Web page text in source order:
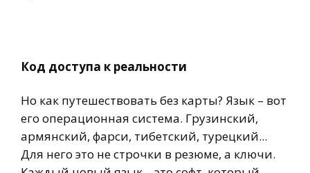
Код доступа к реальности
Но как путешествовать без карты? Язык – вот
его операционная система. Грузинский,
армянский, фарси, тибетский, турецкий...
Для него это не строчки в резюме, а ключи.